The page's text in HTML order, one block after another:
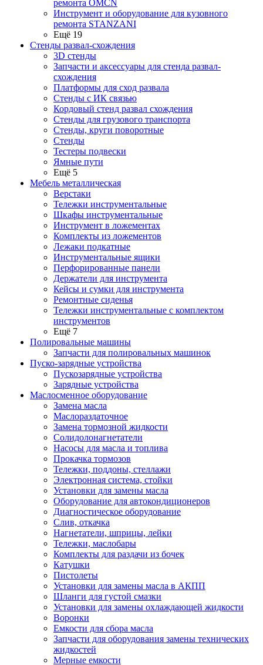
ремонта OMCN
Инструмент и оборудование для кузовного
ремонта STANZANI
Ещё 19
Стенды развал-схождения
3D стенды
Запчасти и аксессуары для стенда развал-
схождения
Платформы для сход развала
Стенды с ИК связью
Кордовый стенд развал схождения
Стенды для грузового транспорта
Стенды, круги поворотные
Стенды
Тестеры подвески
Ямные пути
Ещё 5
Мебель металлическая
Верстаки
Тележки инструментальные
Шкафы инструментальные
Инструмент в ложементах
Комплекты из ложементов
Лежаки подкатные
Инструментальные ящики
Перфорированные панели
Держатели для инструмента
Кейсы и сумки для инструмента
Ремонтные сиденья
Тележки инструментальные с комплектом
инструментов
Ещё 7
Полировальные машины
Запчасти для полировальных машинок
Пуско-зарядные устройства
Пускозарядные устройства
Зарядные устройства
Маслосменное оборудование
Замена масла
Маслораздаточное
Замена тормозной жидкости
Солидолонагнетатели
Насосы для масла и топлива
Прокачка тормозов
Тележки, поддоны, стеллажи
Электронная система, стойки
Установки для замены масла
Оборудование для автокондиционеров
Диагностическое оборудование
Слив, откачка
Нагнетатели, шприцы, лейки
Тележки, маслобары
Комплекты для раздачи из бочек
Катушки
Пистолеты
Установки для замены масла в АКПП
Шланги для густой смазки
Установки для замены охлаждающей жидкости
Воронки
Емкости для сбора масла
Запчасти для оборудования замены технических
жидкостей
Мерные емкости